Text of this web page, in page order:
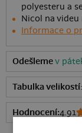
polyesteru a
Nicol na videu
Informace o
Odešlemev
Tabulka velikostí
Hodnocení:4.91